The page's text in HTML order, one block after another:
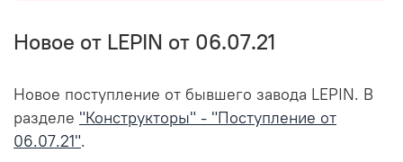
Новое от LEPIN от 06.07.21
Новое поступление от бывшего завода LEPIN. В
разделе "Конструкторы" - "Поступление от
06.07.21".